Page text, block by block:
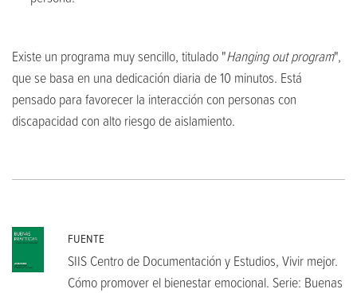
Existe un programa muy sencillo, titulado "Hanging out program",
que se basa en una dedicación diaria de 10 minutos. Está
pensado para favorecer la interacción con personas con
discapacidad con alto riesgo de aislamiento.
FUENTE
SIIS Centro de Documentación y Estudios, Vivir mejor.
Cómo promover el bienestar emocional. Serie: Buenas